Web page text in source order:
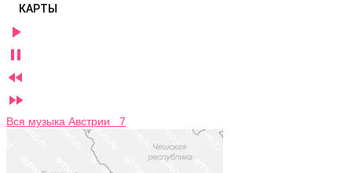
КАРТЫ




Вся музыка Австрии 7